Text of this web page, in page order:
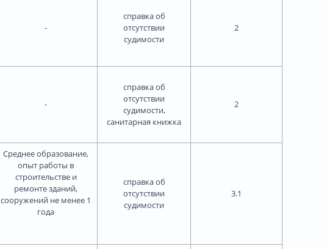
-
справка об
отсутствии
судимости
2
-
справка об
отсутствии
судимости,
санитарная книжка
2
Среднее образование,
опыт работы в
строительстве и
ремонте зданий,
сооружений не менее 1
года
справка об
отсутствии
судимости
3.1